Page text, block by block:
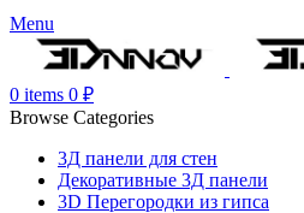
Menu
0 items 0 ₽
Browse Categories
3Д панели для стен
Декоративные 3Д панели
3D Перегородки из гипса